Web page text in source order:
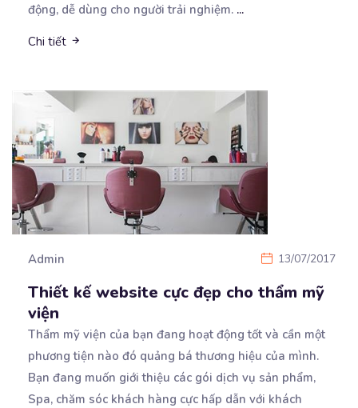
động, dễ dùng cho người trải nghiệm. ...
Chi tiết
Admin 13/07/2017
Thiết kế website cực đẹp cho thẩm mỹ
viện
Thẩm mỹ viện của bạn đang hoạt động tốt và cần một
phương tiện nào đó quảng bá thương hiệu của mình.
Bạn đang muốn giới thiệu các gói dịch vụ sản phẩm,
Spa, chăm sóc khách hàng cực hấp dẫn với khách